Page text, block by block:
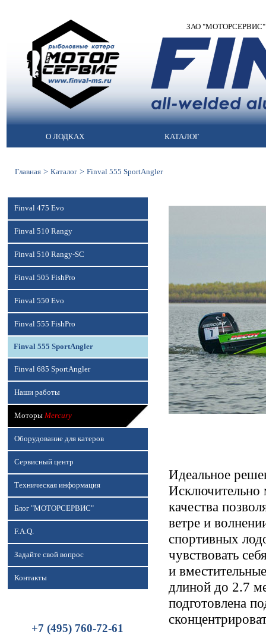
ЗАО "МОТОРСЕРВИС" |
О ЛОДКАХ КАТАЛОГ
Главная > Каталог > Finval 555 SportAngler
Finval 475 Evo
Finval 510 Rangy
Finval 510 Rangy-SC
Finval 505 FishPro
Finval 550 Evo
Finval 555 FishPro
Finval 555 SportAngler
Finval 685 SportAngler
Наши работы
Моторы Mercury
Оборудование для катеров
Сервисный центр
Техническая информация
Блог "МОТОРСЕРВИС"
F.A.Q.
Задайте свой вопрос
Контакты
+7 (495) 760-72-61
Идеальное
Исключительно
качества
ветре и
спортивных
чувствовать
и
длиной до 2.7
подготовлена